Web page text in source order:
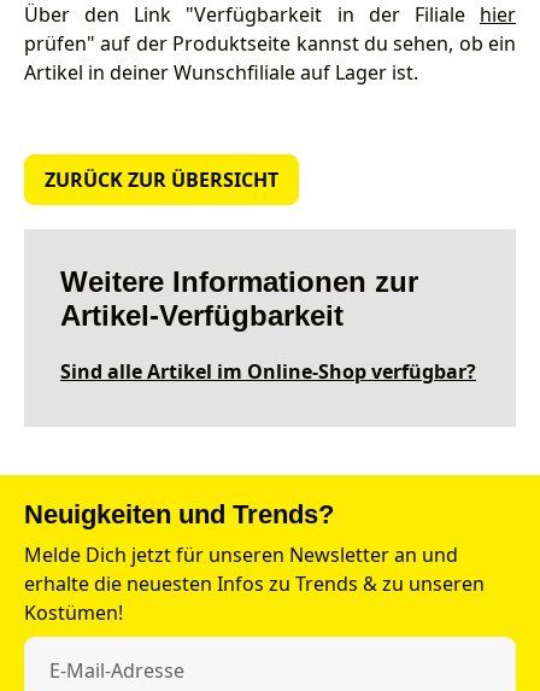
Über den Link "Verfügbarkeit in der Filiale hier
prüfen" auf der Produktseite kannst du sehen, ob ein
Artikel in deiner Wunschfiliale auf Lager ist.
ZURÜCK ZUR ÜBERSICHT
Weitere Informationen zur
Artikel-Verfügbarkeit
Sind alle Artikel im Online-Shop verfügbar?
Neuigkeiten und Trends?
Melde Dich jetzt für unseren Newsletter an und
erhalte die neuesten Infos zu Trends & zu unseren
Kostümen!